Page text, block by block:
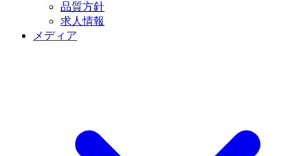
品質方針
求人情報
メディア